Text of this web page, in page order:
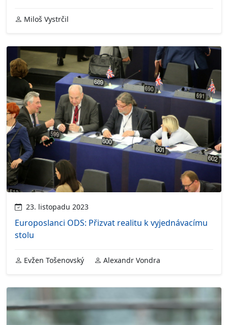
Miloš Vystrčil
23. listopadu 2023
Europoslanci ODS: Přizvat realitu k vyjednávacímu
stolu
Evžen Tošenovský Alexandr Vondra